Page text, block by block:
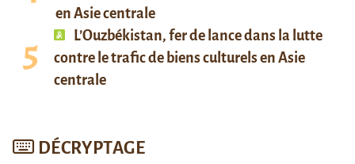
en Asie centrale
L’Ouzbékistan, fer de lance dans la lutte
contre le trafic de biens culturels en Asie
centrale
DÉCRYPTAGE